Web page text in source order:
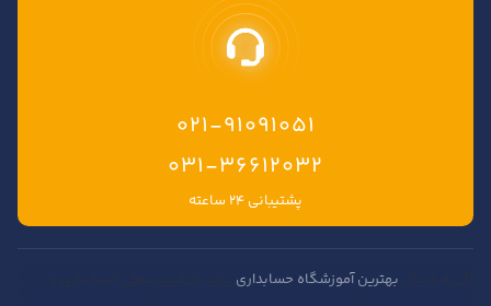
021-91091051
۰۳۱-۳۶۶۱۲۰۳۲
پشتیبانی ۲۴ ساعته
بهترین آموزشگاه حسابداری